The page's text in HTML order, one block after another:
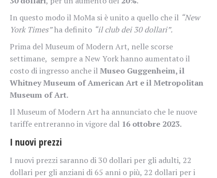
In questo modo il MoMa si è unito a quello che il “New
York Times”ha definito “il club dei 30 dollari”.
Prima del Museum of Modern Art, nelle scorse
settimane, sempre a New York hanno aumentato il
costo di ingresso anche ilMuseo Guggenheim, il
Whitney Museum of American Art e il Metropolitan
Museum of Art.
Il Museum of Modern Art ha annunciato che le nuove
tariffe entreranno in vigore dal 16 ottobre 2023.
I nuovi prezzi
I nuovi prezzi saranno di 30 dollari per gli adulti, 22
dollari per gli anziani di 65 anni o più, 22 dollari per i